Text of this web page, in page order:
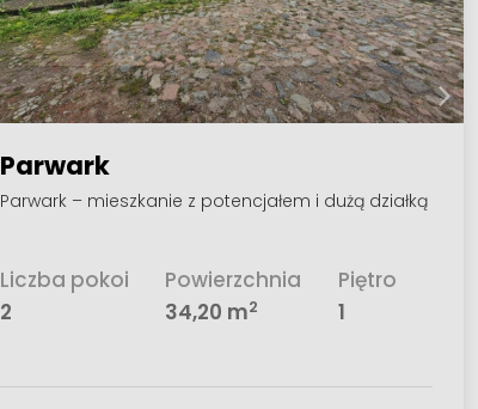
Parwark
Parwark – mieszkanie z potencjałem i dużą działką
Liczba pokoi
2
Powierzchnia
34,20 m2
Piętro
1